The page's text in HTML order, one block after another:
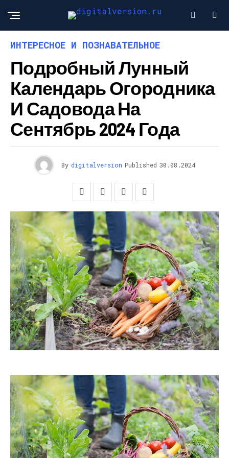
ИНТЕРЕСНОЕ И ПОЗНАВАТЕЛЬНОЕ
Подробный Лунный
Календарь Огородника
И Садовода На
Сентябрь 2024 Года
By digitalversion Published 30.08.2024